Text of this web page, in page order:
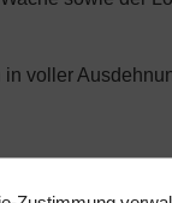
voller